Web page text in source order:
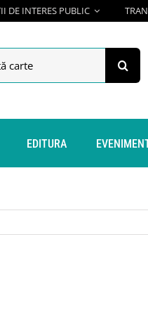
DE INTERES PUBLIC
EDITURA